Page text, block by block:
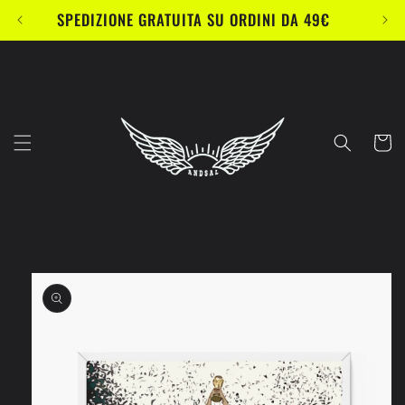
direttamenteSPEDIZIONE GRATUITA SU ORDINI DA 49€
Carrello
Passa alle
informazioni
sul prodotto